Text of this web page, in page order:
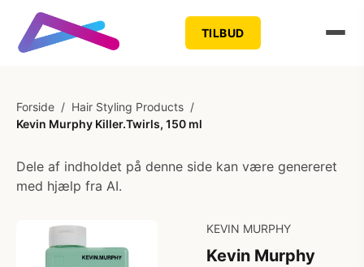
TILBUD
Forside / Hair Styling Products /
Kevin Murphy Killer.Twirls, 150 ml
Dele af indholdet på denne side kan være genereret
med hjælp fra AI.
KEVIN MURPHY
Kevin Murphy